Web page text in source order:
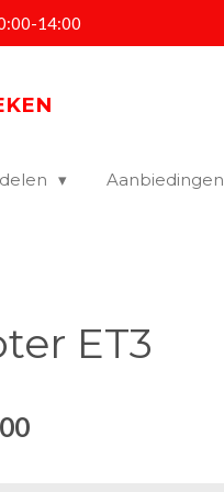
14:00
Aanbiedingen
ET3